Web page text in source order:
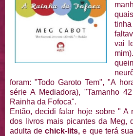
vai
foram: "Todo Garoto Tem", "A
série A Mediadora), "Tamanho
Rainha da Fofoca".
Então, decidi falar hoje sobre " A
dos livros mais picantes da Meg,
adulta dechick-lits, e que terá